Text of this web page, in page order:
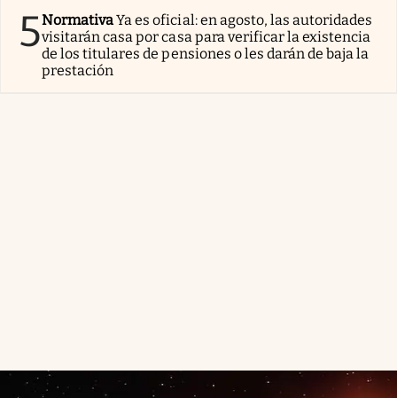
5NormativaYa es oficial: en agosto, las autoridades
visitarán casa por casa para verificar la existencia
de los titulares de pensiones o les darán de baja la
prestación